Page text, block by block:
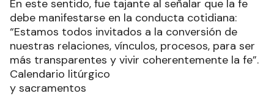
En este sentido, fue tajante al señalar que la fe
debe manifestarse en la conducta cotidiana:
“Estamos todos invitados a la conversión de
nuestras relaciones, vínculos, procesos, para ser
más transparentes y vivir coherentemente la fe”.
Calendario litúrgico
y sacramentos